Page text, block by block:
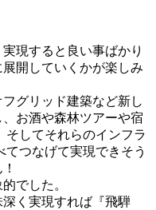
現すると良い事ばかり
開していくかが楽しみ
グリッド建築など新し
お酒や森林ツアーや宿
そしてそれらのインフラ
てつなげて実現できそう
でした。
く実現すれば『飛騨